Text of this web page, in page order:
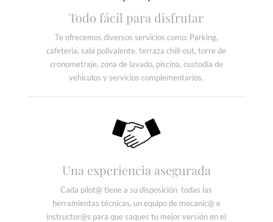
Todo fácil para disfrutar
Te ofrecemos diversos servicios como: Parking,
cafeteria, sala polivalente, terraza chill-out, torre de
cronometraje, zona de lavado, piscina, custodia de
vehiculos y servicios complementarios.
Una experiencia asegurada
Cada pilot@ tiene a su disposición todas las
herramientas técnicas, un equipo de mecanic@ e
instructor@s para que saques tu mejor versión en el